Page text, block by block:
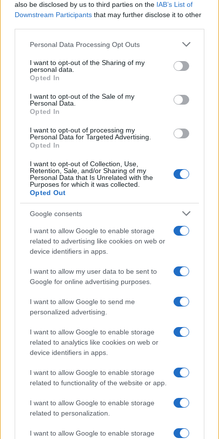
also be disclosed by us to third parties on the IAB’s List of
Downstream Participants that may further disclose it to other
Please note that this website/app uses one or more Google
not limited to your visit or usage behaviour. You may click to
grant or deny consent to Google and its third-party tags to
use your data for below specified purposes in below Google
consent section.
Personal Data Processing Opt Outs
I want to opt-out of the Sharing of my
personal data.
Opted In
I want to opt-out of the Sale of my
Personal Data.
Opted In
I want to opt-out of processing my
Personal Data for Targeted Advertising.
Opted In
I want to opt-out of Collection, Use,
Retention, Sale, and/or Sharing of my
Personal Data that Is Unrelated with the
Purposes for which it was collected.
Opted Out
Google consents
I want to allow Google to enable storage
related to advertising like cookies on web or
device identifiers in apps.
I want to allow my user data to be sent to
Google for online advertising purposes.
I want to allow Google to send me
personalized advertising.
I want to allow Google to enable storage
related to analytics like cookies on web or
device identifiers in apps.
I want to allow Google to enable storage
related to functionality of the website or app.
I want to allow Google to enable storage
related to personalization.
I want to allow Google to enable storage
FINANZAS
Intervención conjunta de Japón y EE.UU. para frenar la caída
Marta Ruiz · 7 Ago 2026
COTIZACIONES CRYPTO
Nombre Precio
(BTC)
$1,922.14
BNB
(BNB)
$602.95
XRP
(XRP)
$1.04
Solana